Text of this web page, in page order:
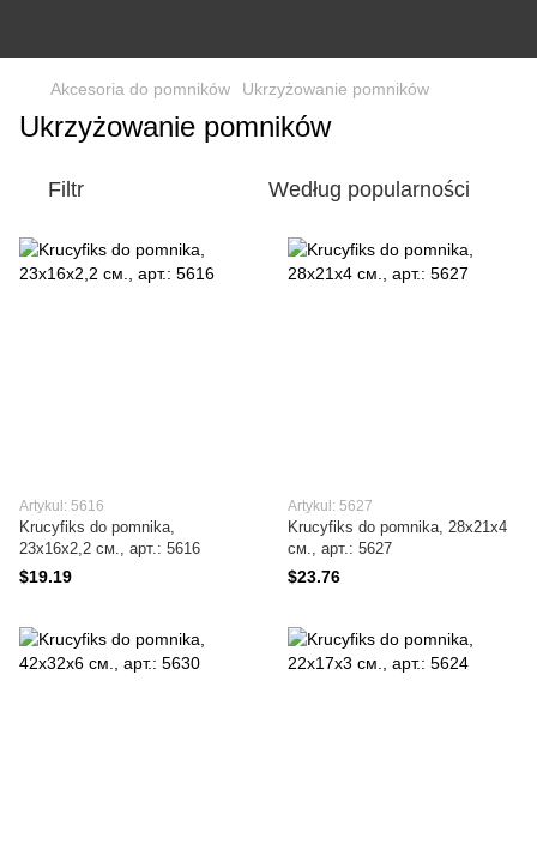
Akcesoria do pomników Ukrzyżowanie pomników
Ukrzyżowanie pomników
Filtr Według popularności
Artykul: 5616
Krucyfiks do pomnika,
23х16x2,2 см., арт.: 5616
$19.19
Artykul: 5627
Krucyfiks do pomnika, 28х21x4
см., арт.: 5627
$23.76